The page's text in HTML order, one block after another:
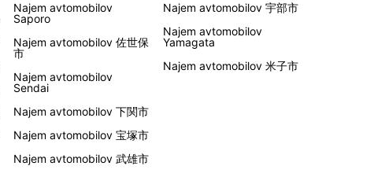
Najem avtomobilov
Saporo
Najem avtomobilov 佐世保
市
Najem avtomobilov
Sendai
Najem avtomobilov 下関市
Najem avtomobilov 宝塚市
Najem avtomobilov 武雄市
Najem avtomobilov 宇部市
Najem avtomobilov
Yamagata
Najem avtomobilov 米子市